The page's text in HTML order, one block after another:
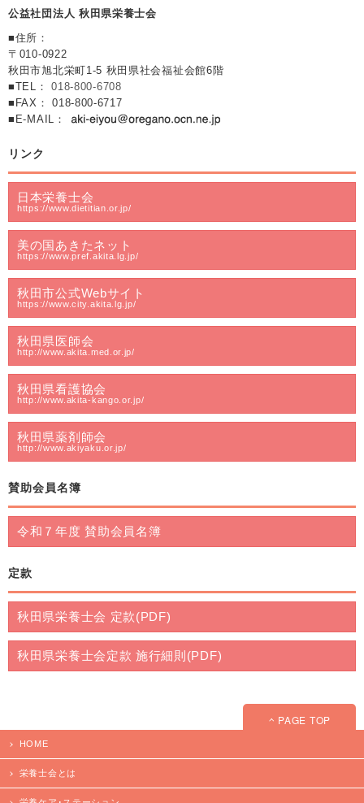
公益社団法人 秋田県栄養士会
■住所：
〒010-0922
秋田市旭北栄町1-5 秋田県社会福祉会館6階
■TEL：018-800-6708
■FAX： 018-800-6717
■E-MAIL：
リンク
日本栄養士会
https://www.dietitian.or.jp/
美の国あきたネット
https://www.pref.akita.lg.jp/
秋田市公式Webサイト
https://www.city.akita.lg.jp/
秋田県医師会
http://www.akita.med.or.jp/
秋田県看護協会
http://www.akita-kango.or.jp/
秋田県薬剤師会
http://www.akiyaku.or.jp/
賛助会員名簿
令和７年度 賛助会員名簿
定款
秋田県栄養士会 定款(PDF)
秋田県栄養士会定款 施行細則(PDF)
PAGE TOP
HOME
栄養士会とは